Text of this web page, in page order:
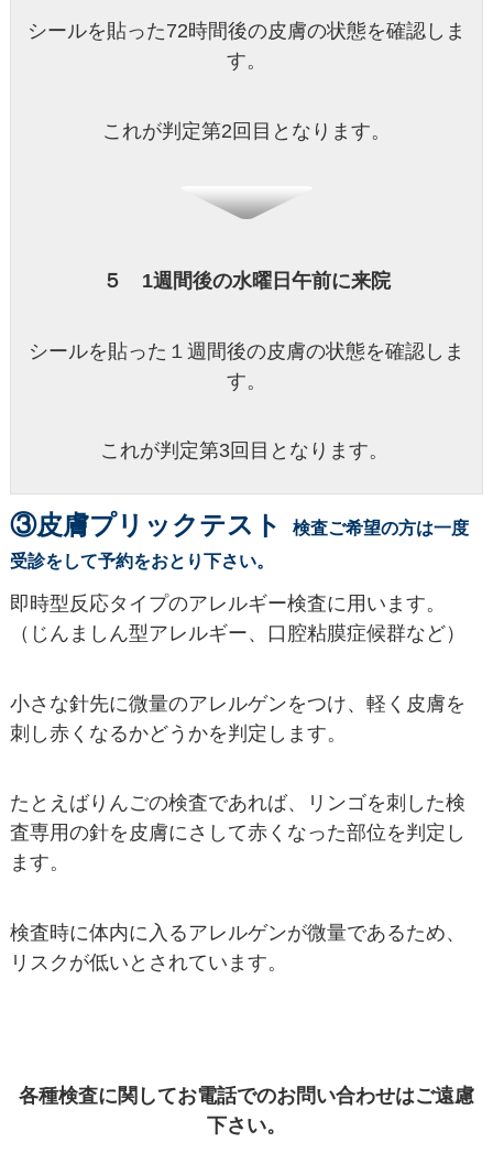
シールを貼った72時間後の皮膚の状態を確認しま
す。
これが判定第2回目となります。
５ 1週間後の水曜日午前に来院
シールを貼った１週間後の皮膚の状態を確認しま
す。
これが判定第3回目となります。
③皮膚プリックテスト
検査ご希望の方は一度
受診をして予約をおとり下さい。
即時型反応タイプのアレルギー検査に用います。
（じんましん型アレルギー、口腔粘膜症候群など）
小さな針先に微量のアレルゲンをつけ、軽く皮膚を
刺し赤くなるかどうかを判定します。
たとえばりんごの検査であれば、リンゴを刺した検
査専用の針を皮膚にさして赤くなった部位を判定し
ます。
検査時に体内に入るアレルゲンが微量であるため、
リスクが低いとされています。
各種検査に関してお電話でのお問い合わせはご遠慮
下さい。